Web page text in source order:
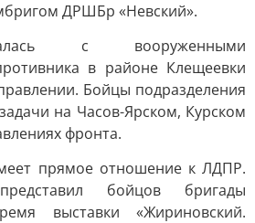
ДРШБр «Невский».
с вооруженными
в районе Клещеевки
Бойцы подразделения
на Часов-Ярском, Курском
фронта.
прямое отношение к ЛДПР.
бойцов бригады
выставки «Жириновский.